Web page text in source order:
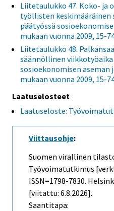
Liitetaulukko 47. Koko- ja
työllisten keskimääräinen
päätyössä
mukaan vuonna 2009, 15-
Liitetaulukko 48.
säännöllinen viikkotyöaika
sosioekonomisen
mukaan vuonna 2009, 15-
Laatuselosteet
Laatuseloste:
Viittausohje:
Suomen virallinen
Työvoimatutkimus
ISSN=1798-7830.
[viitattu: 6.8.2026].
Saantitapa: